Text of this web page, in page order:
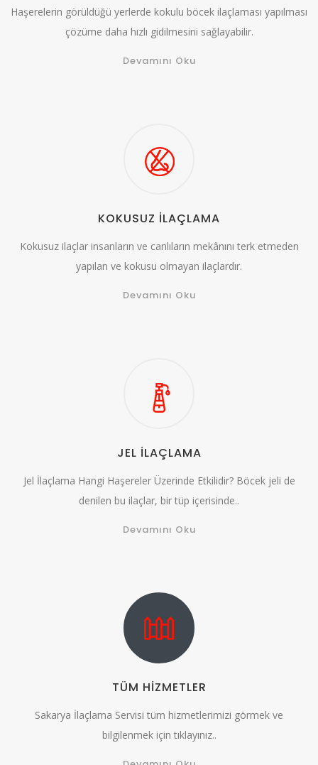
Haşerelerin görüldüğü yerlerde kokulu böcek ilaçlaması yapılması
çözüme daha hızlı gidilmesini sağlayabilir.
Devamını Oku
KOKUSUZ İLAÇLAMA
Kokusuz ilaçlar insanların ve canlıların mekânını terk etmeden
yapılan ve kokusu olmayan ilaçlardır.
Devamını Oku
JEL İLAÇLAMA
Jel İlaçlama Hangi Haşereler Üzerinde Etkilidir? Böcek jeli de
denilen bu ilaçlar, bir tüp içerisinde..
Devamını Oku
TÜM HİZMETLER
Sakarya İlaçlama Servisi tüm hizmetlerimizi görmek ve
bilgilenmek için tıklayınız..